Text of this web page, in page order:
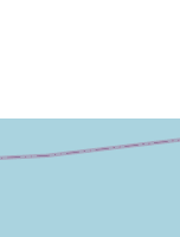
fietsen
minigolf
Wasserij-